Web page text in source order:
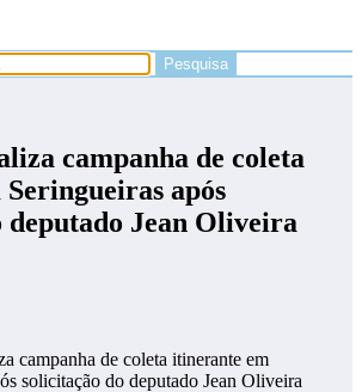
campanha de coleta
após
deputado Jean Oliveira
campanha de coleta itinerante em
solicitação do deputado Jean Oliveira